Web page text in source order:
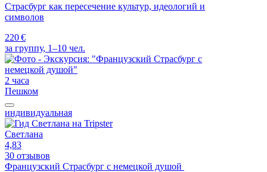
Страсбург как пересечение культур, идеологий и
символов
220 €
за группу, 1–10 чел.
2 часа
Пешком
индивидуальная
Светлана
4,83
30 отзывов
Французский Страсбург с немецкой душой